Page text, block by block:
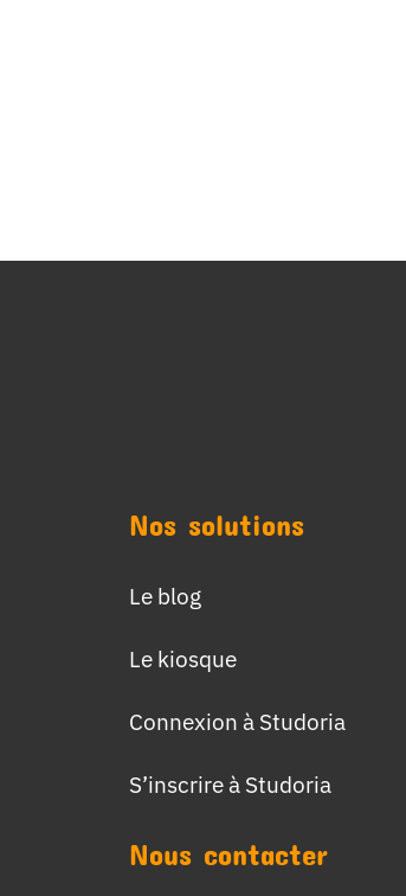
Nos solutions
Le blog
Le kiosque
Connexion à Studoria
S’inscrire à Studoria
Nous contacter